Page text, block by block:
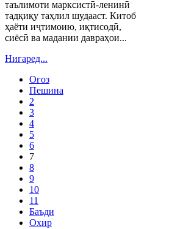
таълимоти марксистӣ-ленинӣ
тадқиқу таҳлил шудааст. Китоб
ҳаёти иҷтимоию, иқтисодӣ,
сиёсӣ ва мадании давраҳои...
Нигаред...
Оғоз
Пешина
2
3
4
5
6
7
8
9
10
11
Баъди
Охир